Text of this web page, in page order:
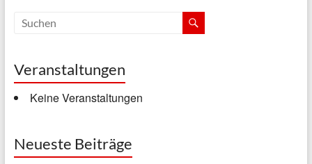
Veranstaltungen
Keine Veranstaltungen
Neueste Beiträge